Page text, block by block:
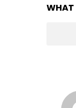
WHAT